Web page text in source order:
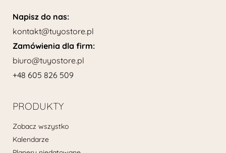
Napisz do nas:
kontakt@tuyostore.pl
Zamówienia dla firm:
biuro@tuyostore.pl
+48 605 826 509
PRODUKTY
Zobacz wszystko
Kalendarze